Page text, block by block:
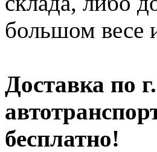
большом весе
Доставка по
бесплатно!